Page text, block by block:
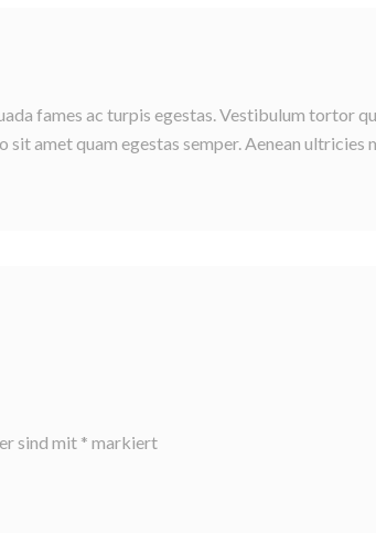
fames ac turpis egestas. Vestibulum tortor
amet quam egestas semper. Aenean ultricies
sind mit * markiert